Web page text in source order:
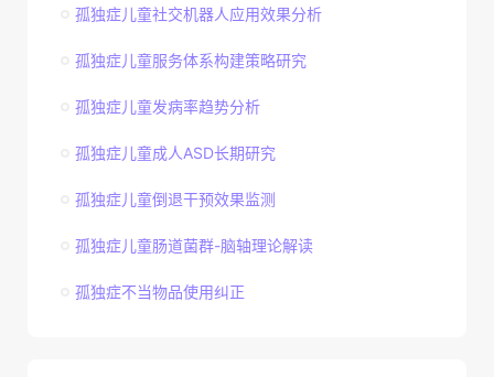
孤独症儿童社交机器人应用效果分析
孤独症儿童服务体系构建策略研究
孤独症儿童发病率趋势分析
孤独症儿童成人ASD长期研究
孤独症儿童倒退干预效果监测
孤独症儿童肠道菌群-脑轴理论解读
孤独症不当物品使用纠正